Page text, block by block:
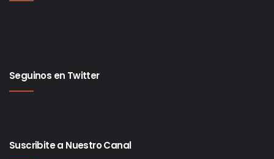
Seguinos en Twitter
Suscribite a Nuestro Canal